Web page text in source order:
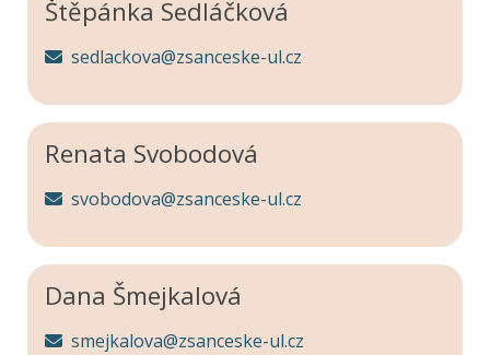
Štěpánka Sedláčková
sedlackova@zsanceske-ul.cz
Renata Svobodová
svobodova@zsanceske-ul.cz
Dana Šmejkalová
smejkalova@zsanceske-ul.cz